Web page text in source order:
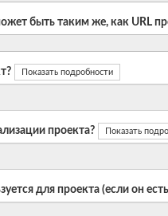
быть таким же, как URL
Показать подробности
проекта? Показать
для проекта (если он